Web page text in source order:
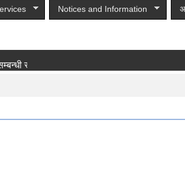
Notices and Information